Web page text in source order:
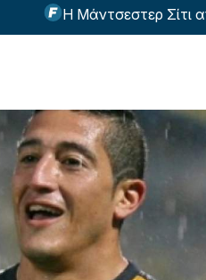
Η Μάντσεστερ Σίτι